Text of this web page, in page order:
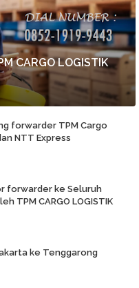
CARGO LOGISTIK
forwarder TPM Cargo
NTT Express
forwarder ke Seluruh
TPM CARGO LOGISTIK
ke Tenggarong